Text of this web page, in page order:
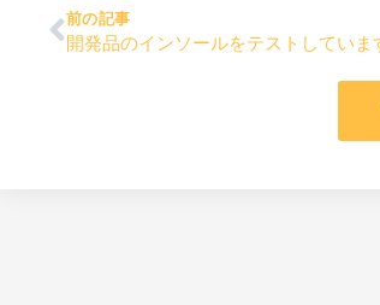
前の記事
開発品のインソールをテストしていま